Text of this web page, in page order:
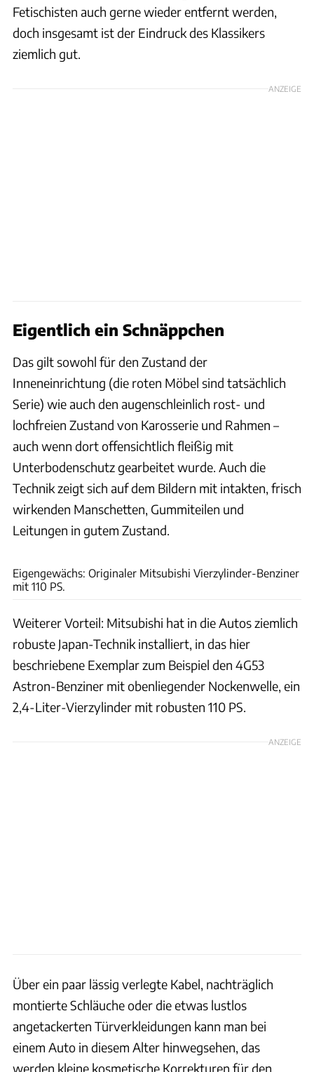
Fetischisten auch gerne wieder entfernt werden,
doch insgesamt ist der Eindruck des Klassikers
ziemlich gut.
ANZEIGE
Eigentlich ein Schnäppchen
Das gilt sowohl für den Zustand der
Inneneinrichtung (die roten Möbel sind tatsächlich
Serie) wie auch den augenschleinlich rost- und
lochfreien Zustand von Karosserie und Rahmen –
auch wenn dort offensichtlich fleißig mit
Unterbodenschutz gearbeitet wurde. Auch die
Technik zeigt sich auf dem Bildern mit intakten, frisch
wirkenden Manschetten, Gummiteilen und
Leitungen in gutem Zustand.
Eigengewächs: Originaler Mitsubishi Vierzylinder-Benziner
mit 110 PS.
Weiterer Vorteil: Mitsubishi hat in die Autos ziemlich
robuste Japan-Technik installiert, in das hier
beschriebene Exemplar zum Beispiel den 4G53
Astron-Benziner mit obenliegender Nockenwelle, ein
2,4-Liter-Vierzylinder mit robusten 110 PS.
ANZEIGE
Über ein paar lässig verlegte Kabel, nachträglich
montierte Schläuche oder die etwas lustlos
angetackerten Türverkleidungen kann man bei
einem Auto in diesem Alter hinwegsehen, das
werden kleine kosmetische Korrekturen für den